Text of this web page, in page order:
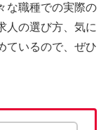
な職種での実際の
人の選び方、気に
ているので、ぜひ